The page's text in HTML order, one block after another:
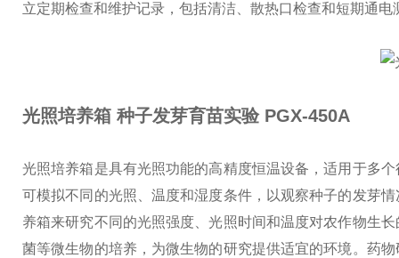
立定期检查和维护记录，包括清洁、散热口检查和短期通
光照培养箱 种子发芽育苗实验PGX-450A
光照培养箱是具有光照功能的高精度恒温设备，适用于多
可模拟不同的光照、温度和湿度条件，以观察种子的发芽
养箱来研究不同的光照强度、光照时间和温度对农作物生
菌等微生物的培养，为微生物的研究提供适宜的环境。 药物